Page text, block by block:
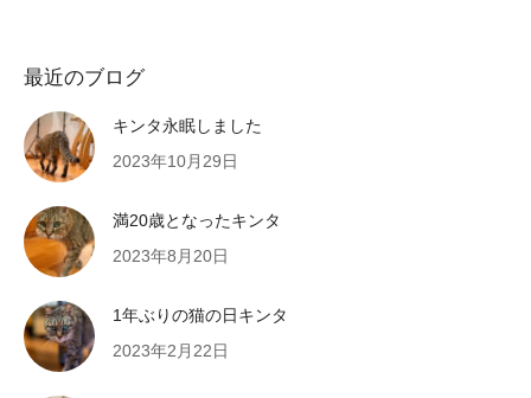
最近のブログ
キンタ永眠しました
2023年10月29日
満20歳となったキンタ
2023年8月20日
1年ぶりの猫の日キンタ
2023年2月22日